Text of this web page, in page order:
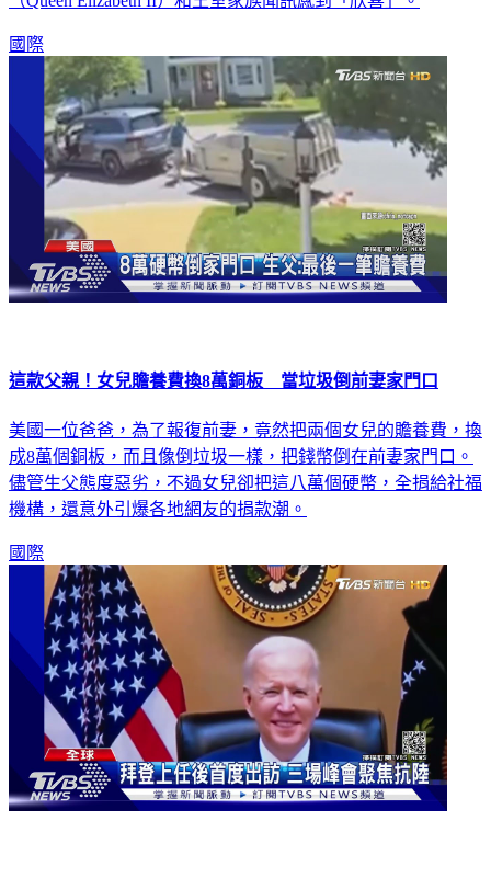
國際
這款父親！女兒贍養費換8萬銅板 當垃圾倒前妻家門口
美國一位爸爸，為了報復前妻，竟然把兩個女兒的贍養費，換
成8萬個銅板，而且像倒垃圾一樣，把錢幣倒在前妻家門口。
儘管生父態度惡劣，不過女兒卻把這八萬個硬幣，全捐給社福
機構，還意外引爆各地網友的捐款潮。
國際